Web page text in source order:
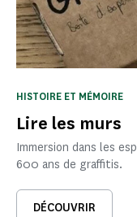
Lire les murs
HISTOIRE ET MÉMOIRE
Immersion dans les
600 ans de graffitis.
DÉCOUVRIR